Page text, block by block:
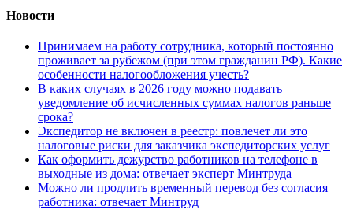
Новости
Принимаем на работу сотрудника, который постоянно
проживает за рубежом (при этом гражданин РФ). Какие
особенности налогообложения учесть?
В каких случаях в 2026 году можно подавать
уведомление об исчисленных суммах налогов раньше
срока?
Экспедитор не включен в реестр: повлечет ли это
налоговые риски для заказчика экспедиторских услуг
Как оформить дежурство работников на телефоне в
выходные из дома: отвечает эксперт Минтруда
Можно ли продлить временный перевод без согласия
работника: отвечает Минтруд